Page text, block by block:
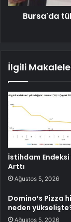
Bursa'da
İlgili
İstihdam Endeksi
Arttı
Ağustos 5, 2026
Domino’s Pizza
neden
Ağustos 5, 2026